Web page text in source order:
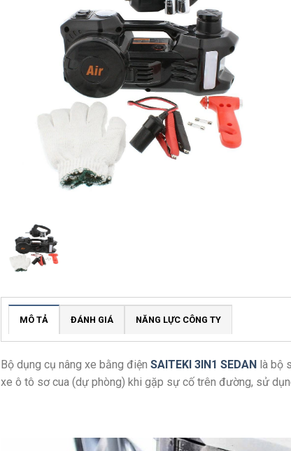
MÔ TẢ ĐÁNH GIÁ NĂNG LỰC CÔNG TY
Bộ dụng cụ nâng xe bằng điện SAITEKI 3IN1 SEDAN là bộ
xe ô tô sơ cua (dự phòng) khi gặp sự cố trên đường, sử